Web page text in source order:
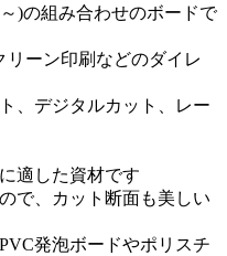
)の組み合わせのボードで
リーン印刷などのダイレ
、デジタルカット、レー
適した資材です
で、カット断面も美しい
発泡ボードやポリスチ